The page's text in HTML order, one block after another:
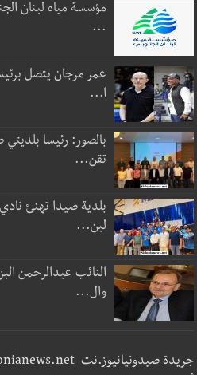
مؤسسة مياه لبنان
...
عمر مرجان يتصل
ا...
بالصور: رئيسا
تقن...
بلدية صيدا تهنئ
لبن...
النائب عبدالرحمن
وال...
جريدة صيدونيانيوز.نت www.sidonianews.net